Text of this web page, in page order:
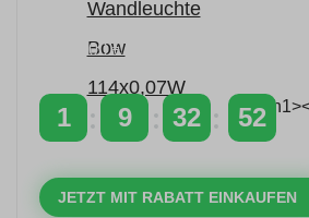
über 400 €
1 9 32 52
JETZT MIT RABATT EINKAUFEN